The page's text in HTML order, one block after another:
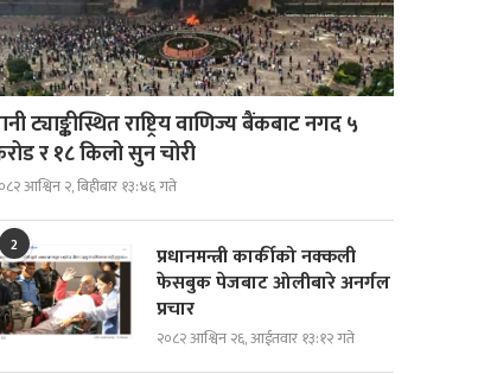
ट्याङ्कीस्थित राष्ट्रिय वाणिज्य बैंकबाट नगद ५
र १८ किलो सुन चोरी
आश्विन २, बिहीबार १३:४६ गते
2
प्रधानमन्त्री कार्कीको नक्कली
फेसबुक पेजबाट ओलीबारे अनर्गल
प्रचार
२०८२ आश्विन २६, आईतवार १३:१२ गते